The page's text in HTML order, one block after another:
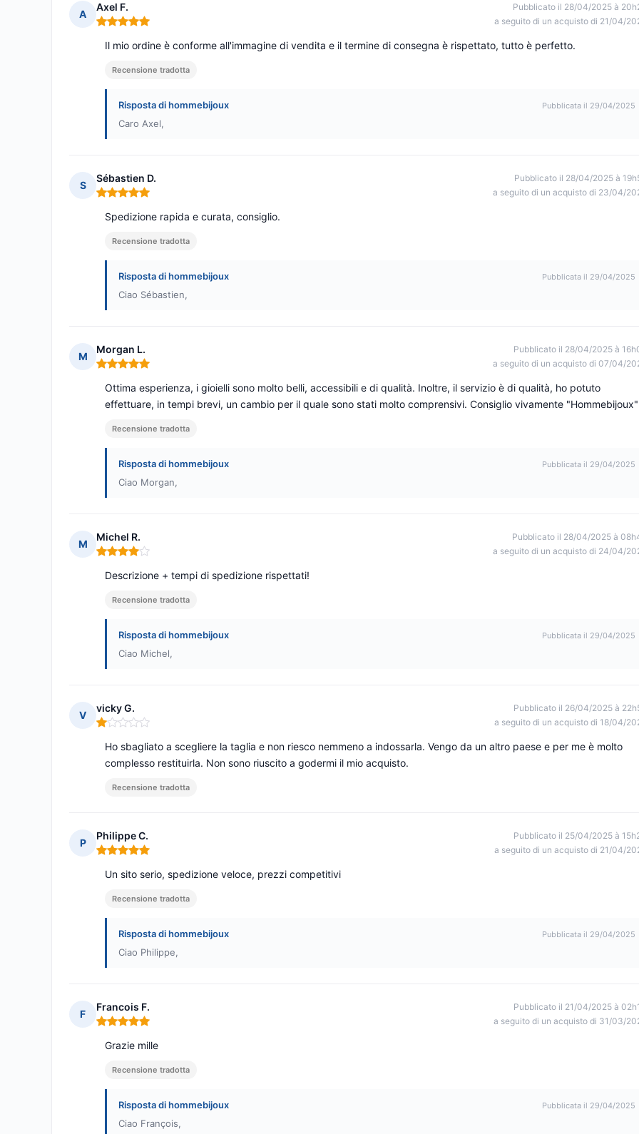
A
Axel F.
Nota: 5 su 5
Pubblicato il 28/04/2025 à
a seguito di un acquisto di 21/04/
Il mio ordine è conforme all'immagine di vendita e il termine di consegna è rispettato, tutto è perfetto.
Recensione tradotta
Risposta di hommebijoux Pubblicata il 29/04/2025
Caro Axel,
S
Sébastien D.
Nota: 5 su 5
Pubblicato il 28/04/2025 à
a seguito di un acquisto di 23/04/
Spedizione rapida e curata, consiglio.
Recensione tradotta
Risposta di hommebijoux Pubblicata il 29/04/2025
Ciao Sébastien,
M
Morgan L.
Nota: 5 su 5
Pubblicato il 28/04/2025 à
a seguito di un acquisto di 07/04/
Ottima esperienza, i gioielli sono molto belli, accessibili e di qualità. Inoltre, il servizio è di qualità, ho potuto
effettuare, in tempi brevi, un cambio per il quale sono stati molto comprensivi. Consiglio vivamente
Recensione tradotta
Risposta di hommebijoux Pubblicata il 29/04/2025
Ciao Morgan,
M
Michel R.
Nota: 4 su 5
Pubblicato il 28/04/2025 à
a seguito di un acquisto di 24/04/
Descrizione + tempi di spedizione rispettati!
Recensione tradotta
Risposta di hommebijoux Pubblicata il 29/04/2025
Ciao Michel,
V
vicky G.
Nota: 1 su 5
Pubblicato il 26/04/2025 à
a seguito di un acquisto di 18/04/
Ho sbagliato a scegliere la taglia e non riesco nemmeno a indossarla. Vengo da un altro paese e per me è molto
complesso restituirla. Non sono riuscito a godermi il mio acquisto.
Recensione tradotta
P
Philippe C.
Nota: 5 su 5
Pubblicato il 25/04/2025 à
a seguito di un acquisto di 21/04/
Un sito serio, spedizione veloce, prezzi competitivi
Recensione tradotta
Risposta di hommebijoux Pubblicata il 29/04/2025
Ciao Philippe,
F
Francois F.
Nota: 5 su 5
Pubblicato il 21/04/2025 à
a seguito di un acquisto di 31/03/
Grazie mille
Recensione tradotta
Risposta di hommebijoux Pubblicata il 29/04/2025
Ciao François,